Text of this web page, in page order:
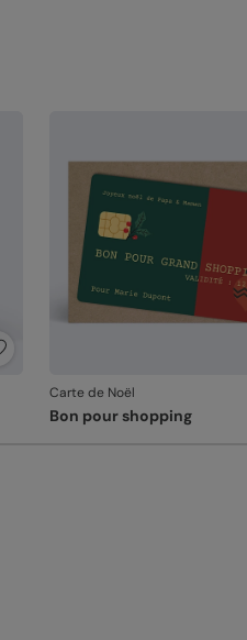
Carte de Noël
Bon pour shopping